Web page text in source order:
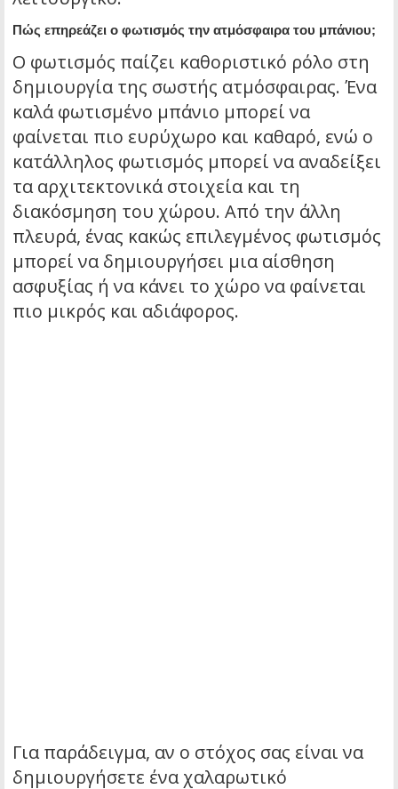
Πώς επηρεάζει ο φωτισμός την ατμόσφαιρα του μπάνιου;
Ο φωτισμός παίζει καθοριστικό ρόλο στη
δημιουργία της σωστής ατμόσφαιρας. Ένα
καλά φωτισμένο μπάνιο μπορεί να
φαίνεται πιο ευρύχωρο και καθαρό, ενώ ο
κατάλληλος φωτισμός μπορεί να αναδείξει
τα αρχιτεκτονικά στοιχεία και τη
διακόσμηση του χώρου. Από την άλλη
πλευρά, ένας κακώς επιλεγμένος φωτισμός
μπορεί να δημιουργήσει μια αίσθηση
ασφυξίας ή να κάνει το χώρο να φαίνεται
πιο μικρός και αδιάφορος.
Για παράδειγμα, αν ο στόχος σας είναι να
δημιουργήσετε ένα χαλαρωτικό